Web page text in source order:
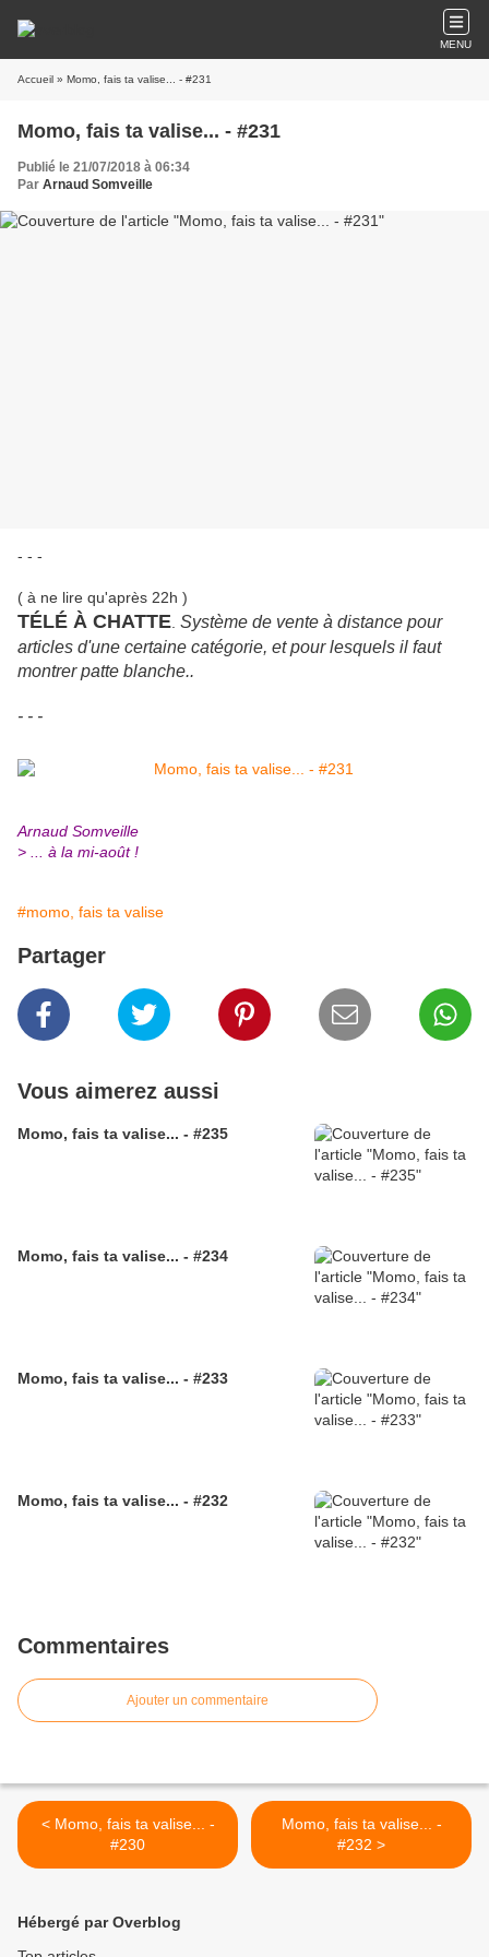
MENU
Accueil » Momo, fais ta valise... - #231
Momo, fais ta valise... - #231
Publié le 21/07/2018 à 06:34
Par Arnaud Somveille
- - -
( à ne lire qu'après 22h )
TÉLÉ À CHATTE Système de vente à distance pour
articles d'une certaine catégorie, et pour lesquels il faut
montrer patte blanche..
- - -
Arnaud Somveille
> ... à la mi-août !
#momo, fais ta valise
Partager
Vous aimerez aussi
Momo, fais ta valise... - #235
Momo, fais ta valise... - #234
Momo, fais ta valise... - #233
Momo, fais ta valise... - #232
Commentaires
Ajouter un commentaire
< Momo, fais ta valise... -
#230
Momo, fais ta valise... -
#232 >
Hébergé par Overblog